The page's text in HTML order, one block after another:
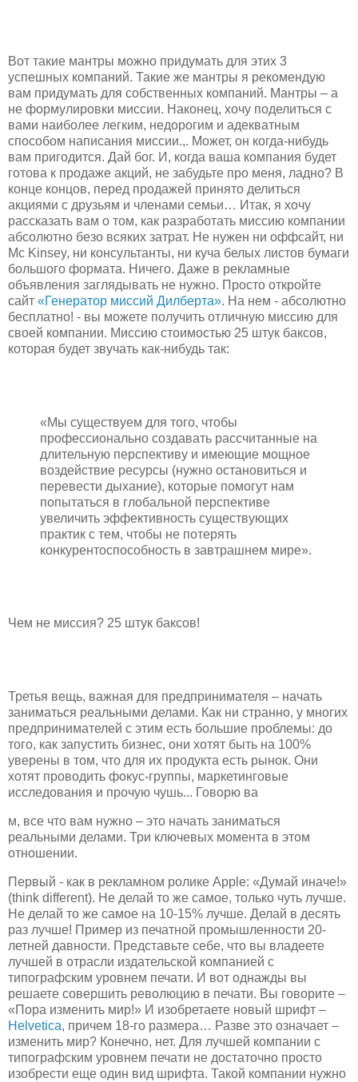
Вот такие мантры можно придумать для этих 3
успешных компаний. Такие же мантры я рекомендую
вам придумать для собственных компаний. Мантры – а
не формулировки миссии. Наконец, хочу поделиться с
вами наиболее легким, недорогим и адекватным
способом написания миссии.,. Может, он когда-нибудь
вам пригодится. Дай бог. И, когда ваша компания будет
готова к продаже акций, не забудьте про меня, ладно? В
конце концов, перед продажей принято делиться
акциями с друзьям и членами семьи… Итак, я хочу
рассказать вам о том, как разработать миссию компании
абсолютно безо всяких затрат. Не нужен ни оффсайт, ни
Mc Kinsey, ни консультанты, ни куча белых листов бумаги
большого формата. Ничего. Даже в рекламные
объявления заглядывать не нужно. Просто откройте
сайт «Генератор миссий Дилберта». На нем - абсолютно
бесплатно! - вы можете получить отличную миссию для
своей компании. Миссию стоимостью 25 штук баксов,
которая будет звучать как-нибудь так:
«Мы существуем для того, чтобы
профессионально создавать рассчитанные на
длительную перспективу и имеющие мощное
воздействие ресурсы (нужно остановиться и
перевести дыхание), которые помогут нам
попытаться в глобальной перспективе
увеличить эффективность существующих
практик с тем, чтобы не потерять
конкурентоспособность в завтрашнем мире».
Чем не миссия? 25 штук баксов!
Третья вещь, важная для предпринимателя – начать
заниматься реальными делами. Как ни странно, у многих
предпринимателей с этим есть большие проблемы: до
того, как запустить бизнес, они хотят быть на 100%
уверены в том, что для их продукта есть рынок. Они
хотят проводить фокус-группы, маркетинговые
исследования и прочую чушь... Говорю ва
м, все что вам нужно – это начать заниматься
реальными делами. Три ключевых момента в этом
отношении.
Первый - как в рекламном ролике Apple: «Думай иначе!»
(think different). Не делай то же самое, только чуть лучше.
Не делай то же самое на 10-15% лучше. Делай в десять
раз лучше! Пример из печатной промышленности 20-
летней давности. Представьте себе, что вы владеете
лучшей в отрасли издательской компанией с
типографским уровнем печати. И вот однажды вы
решаете совершить революцию в печати. Вы говорите –
«Пора изменить мир!» И изобретаете новый шрифт –
Helvetica, причем 18-го размера… Разве это означает –
изменить мир? Конечно, нет. Для лучшей компании с
типографским уровнем печати не достаточно просто
изобрести еще один вид шрифта. Такой компании нужно